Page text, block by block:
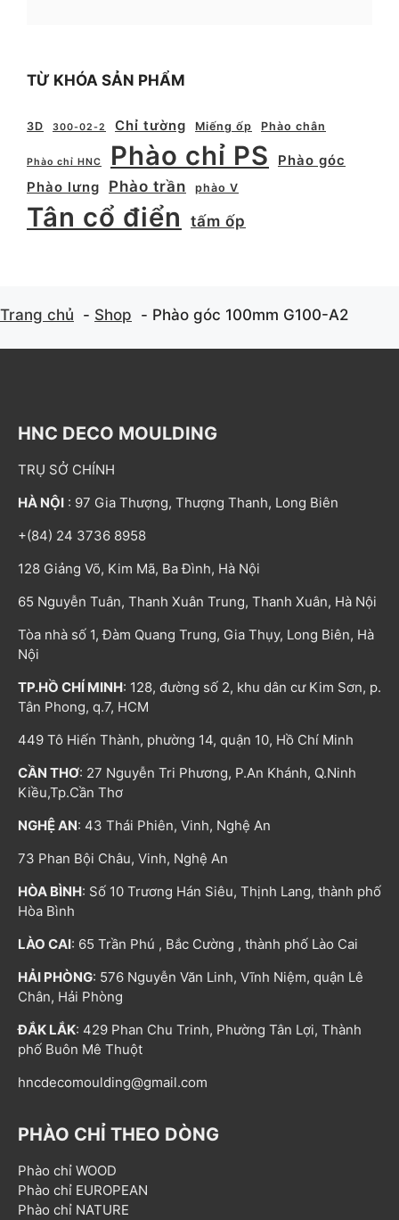
TỪ KHÓA SẢN PHẨM
3D 300-02-2 Chỉ tường Miếng ốp Phào chân
Phào chỉ HNC Phào chỉ PS
Phào góc
Phào lưng
Phào trần phào V
Tân cổ điển tấm ốp
Trang chủ Shop Phào góc 100mm G100-A2
HNC DECO MOULDING
TRỤ SỞ CHÍNH
HÀ NỘI : 97 Gia Thượng, Thượng Thanh, Long Biên
+(84) 24 3736 8958
128 Giảng Võ, Kim Mã, Ba Đình, Hà Nội
65 Nguyễn Tuân, Thanh Xuân Trung, Thanh Xuân, Hà Nội
Tòa nhà số 1, Đàm Quang Trung, Gia Thụy, Long Biên, Hà
Nội
TP.HỒ CHÍ MINH: 128, đường số 2, khu dân cư Kim Sơn, p.
Tân Phong, q.7, HCM
449 Tô Hiến Thành, phường 14, quận 10, Hồ Chí Minh
CẦN THƠ: 27 Nguyễn Tri Phương, P.An Khánh, Q.Ninh
Kiều,Tp.Cần Thơ
NGHỆ AN: 43 Thái Phiên, Vinh, Nghệ An
73 Phan Bội Châu, Vinh, Nghệ An
HÒA BÌNH: Số 10 Trương Hán Siêu, Thịnh Lang, thành phố
Hòa Bình
LÀO CAI: 65 Trần Phú , Bắc Cường , thành phố Lào Cai
HẢI PHÒNG: 576 Nguyễn Văn Linh, Vĩnh Niệm, quận Lê
Chân, Hải Phòng
ĐẮK LẮK: 429 Phan Chu Trinh, Phường Tân Lợi, Thành
phố Buôn Mê Thuột
hncdecomoulding@gmail.com
PHÀO CHỈ THEO DÒNG
Phào chỉ WOOD
Phào chỉ EUROPEAN
Phào chỉ NATURE